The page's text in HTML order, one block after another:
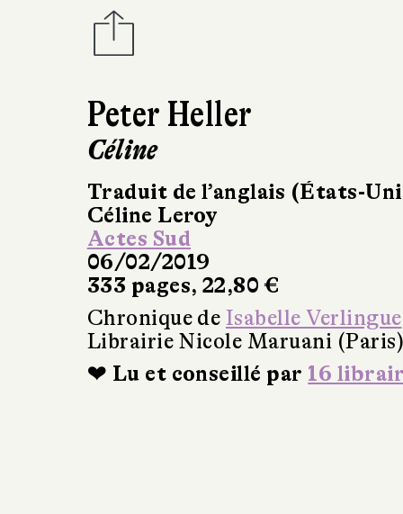
Peter Heller
Céline
Traduit de l’anglais (États-
Céline Leroy
Actes Sud
06/02/2019
333 pages, 22,80 €
Chronique de Isabelle Verlingue
Librairie Nicole Maruani
❤ Lu et conseillé par 16